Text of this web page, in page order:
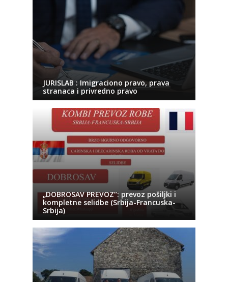
JURISLAB : Imigraciono pravo, prava
stranaca i privredno pravo
„DOBROSAV PREVOZ“: prevoz pošiljki i
kompletne selidbe (Srbija-Francuska-
Srbija)